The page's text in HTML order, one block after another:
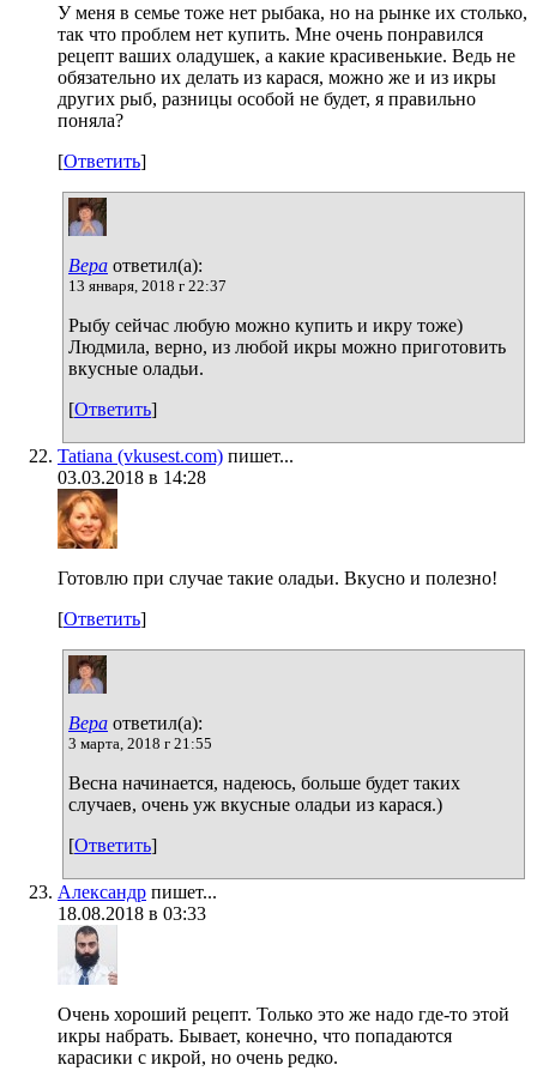
У меня в семье тоже нет рыбака, но на рынке их столько,
так что проблем нет купить. Мне очень понравился
рецепт ваших оладушек, а какие красивенькие. Ведь не
обязательно их делать из карася, можно же и из икры
других рыб, разницы особой не будет, я правильно
поняла?
[Ответить]
Вера ответил(а):
13 января, 2018 г 22:37
Рыбу сейчас любую можно купить и икру тоже)
Людмила, верно, из любой икры можно приготовить
вкусные оладьи.
[Ответить]
Tatiana (vkusest.com) пишет...
03.03.2018 в 14:28
Готовлю при случае такие оладьи. Вкусно и полезно!
[Ответить]
Вера ответил(а):
3 марта, 2018 г 21:55
Весна начинается, надеюсь, больше будет таких
случаев, очень уж вкусные оладьи из карася.)
[Ответить]
Александр пишет...
18.08.2018 в 03:33
Очень хороший рецепт. Только это же надо где-то этой
икры набрать. Бывает, конечно, что попадаются
карасики с икрой, но очень редко.